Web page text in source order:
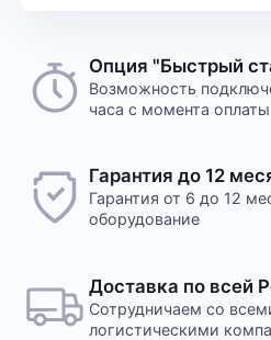
Опция "Быстрый
Возможность
часа с момента оплаты
Гарантия до 12
Гарантия от 6 до 12
оборудование
Доставка по всей
Сотрудничаем со
логистическими